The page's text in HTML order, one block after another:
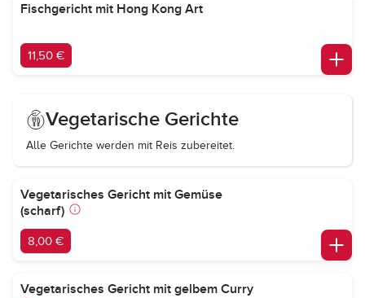
Fischgericht mit Hong Kong Art
11,50 €
Vegetarische Gerichte
Alle Gerichte werden mit Reis zubereitet.
Vegetarisches Gericht mit Gemüse
(scharf)
8,00 €
Vegetarisches Gericht mit gelbem Curry